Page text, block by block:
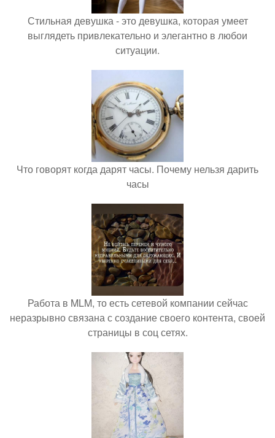
Стильная девушка - это девушка, которая умеет
выглядеть привлекательно и элегантно в любои
ситуации.
Что говорят когда дарят часы. Почему нельзя дарить
часы
Работа в MLM, то есть сетевой компании сейчас
неразрывно связана с создание своего контента, своей
страницы в соц сетях.